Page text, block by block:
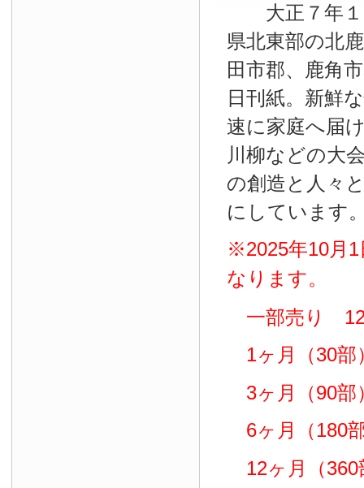
大正７年１
県北東部の北
田市郡、鹿角
日刊紙。新鮮
速に家庭へ届
川柳などの大
の創造と人々
にしています
※2025年10月
なります。
一部売り
1ヶ月（30
3ヶ月（90
6ヶ月（180
12ヶ月（